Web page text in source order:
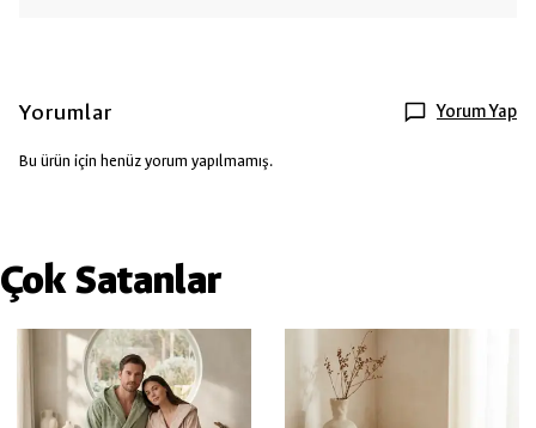
Yorumlar Yorum Yap
Bu ürün için henüz yorum yapılmamış.
Çok Satanlar